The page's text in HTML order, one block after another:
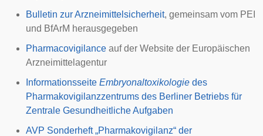
Bulletin zur Arzneimittelsicherheit, gemeinsam vom PEI
und BfArM herausgegeben
Pharmacovigilance auf der Website der Europäischen
Arzneimittelagentur
Informationsseite Embryonaltoxikologie des
Pharmakovigilanzzentrums des Berliner Betriebs für
Zentrale Gesundheitliche Aufgaben
AVP Sonderheft „Pharmakovigilanz“ der